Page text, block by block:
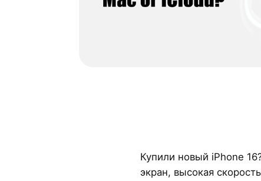
Купили новый iPhone
экран, высокая